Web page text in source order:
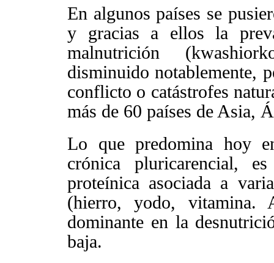
En algunos países se
y gracias a ellos la
malnutrición
disminuido notablemente,
conflicto o catástrofes
más de 60 países de Asia,
Lo que predomina hoy
crónica pluricarencial,
proteínica asociada a
(hierro, yodo,
dominante en la
baja.